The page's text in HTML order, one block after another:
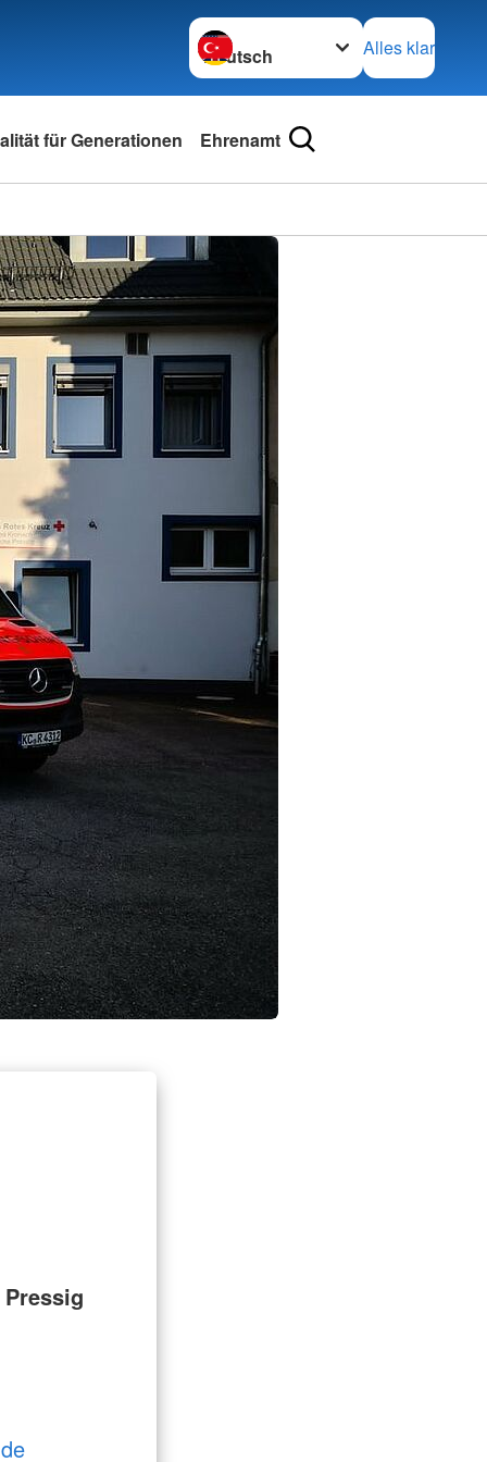
Sprache wechseln zu
Alles klar
für Generationen Ehrenamt